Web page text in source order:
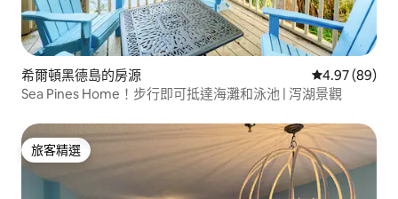
希爾頓黑德島的房源 從 89 則評價
4.97 (89)
Sea Pines Home！步行即可抵達海灘和泳池 | 泻湖景觀
旅客精選
旅客精選